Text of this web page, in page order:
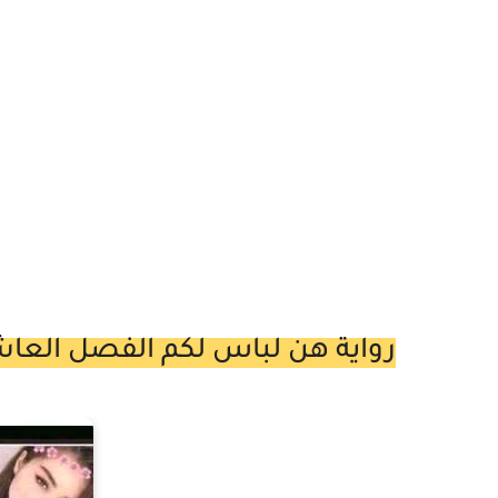
رواية هن لباس لكم الفصل العاشر 10 بقلم الكاتبة مشاعل